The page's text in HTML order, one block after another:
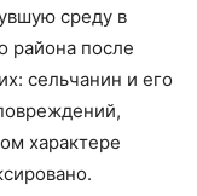
среду в
района после
сельчанин и его
характере